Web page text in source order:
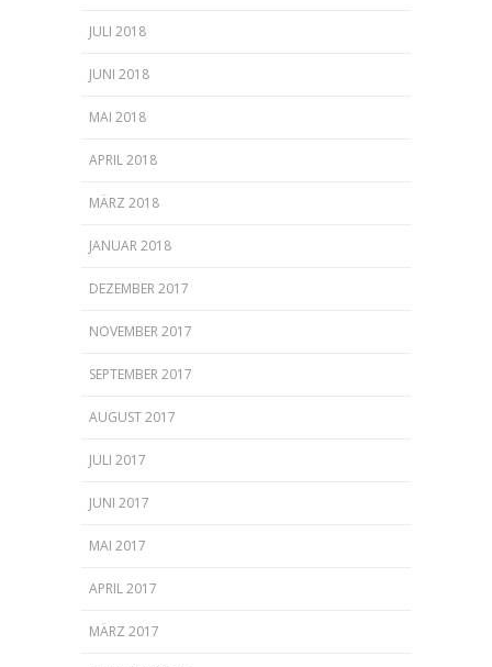
JULI 2018
JUNI 2018
MAI 2018
APRIL 2018
MÄRZ 2018
JANUAR 2018
DEZEMBER 2017
NOVEMBER 2017
SEPTEMBER 2017
AUGUST 2017
JULI 2017
JUNI 2017
MAI 2017
APRIL 2017
MÄRZ 2017